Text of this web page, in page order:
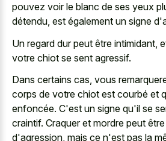
pouvez voir le blanc de ses yeux
détendu, est également un signe
Un regard dur peut être intimidant,
votre chiot se sent agressif.
Dans certains cas, vous
corps de votre chiot est courbé et
enfoncée. C'est un signe qu'il se
craintif. Craquer et mordre peut
d'agression, mais ce n'est pas la